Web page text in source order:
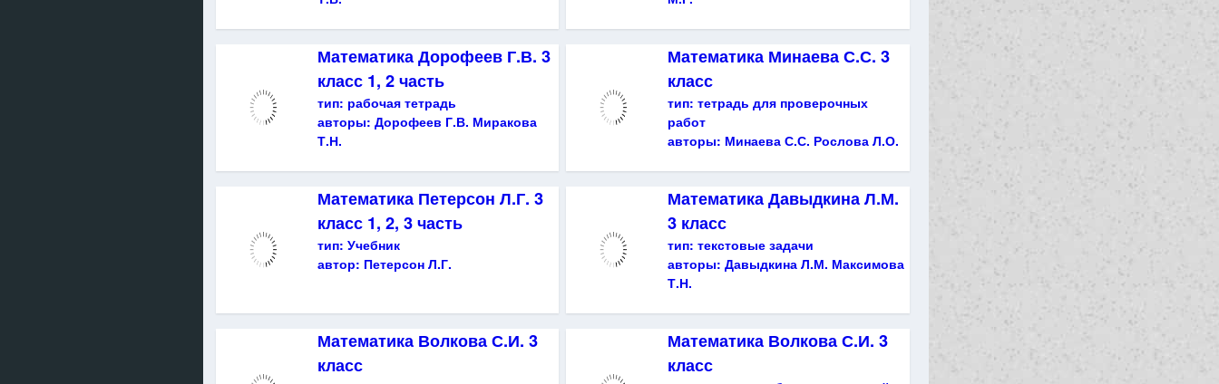
Математика Дорофеев Г.В. 3
класс 1, 2 часть
тип: рабочая тетрадь
авторы: Дорофеев Г.В. Миракова
Т.Н.
Математика Минаева С.С. 3
класс
тип:тетрадь для проверочных
работ
авторы: Минаева С.С. Рослова Л.О.
Математика Петерсон Л.Г. 3
класс 1, 2, 3 часть
тип: Учебник
автор: Петерсон Л.Г.
Математика Давыдкина Л.М.
3 класс
тип:текстовые задачи
авторы:Давыдкина Л.М. Максимова
Т.Н.
Математика Волкова С.И. 3
класс
Математика Волкова С.И. 3
класс